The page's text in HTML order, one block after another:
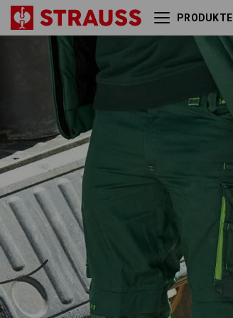
PRODUKTE
Bundhose e.s.motion 2020